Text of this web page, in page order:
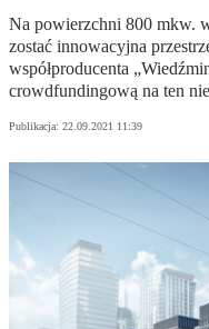
Na powierzchni 800 mkw.
zostać innowacyjna
współproducenta
crowdfundingową na ten
Publikacja: 22.09.2021 11:39